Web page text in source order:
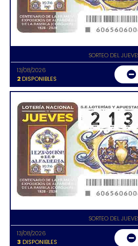
SORTEO DEL
13/08/2026
2DISPONIBLES
SORTEO DEL
13/08/2026
3 DISPONIBLES